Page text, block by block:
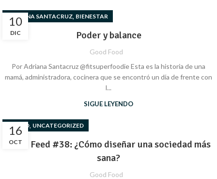
10
DIC
ADRIANA SANTACRUZ, BIENESTAR
Poder y balance
Good Food
Por Adriana Santacruz @fitsuperfoodie Esta es la historia de una
mamá, administradora, cocinera que se encontró un día de frente con
l...
SIGUE LEYENDO
16
OCT
DISEÑO, UNCATEGORIZED
Good Feed #38: ¿Cómo diseñar una sociedad más
sana?
Good Food